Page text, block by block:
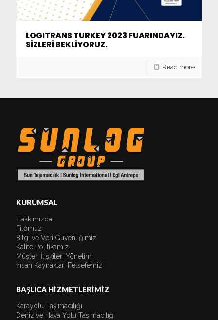
LOGITRANS TURKEY 2023 FUARINDAYIZ.
SİZLERİ BEKLİYORUZ.
Read more
KURUMSAL
Hakkımızda
Filomuz
Bilgi ve Veri Güvenliğimiz
Kalite Politikamız
Müşteri İlişkileri Yönetimi
İnsan Kaynakları Felsefemiz
BAŞLICA HİZMETLERİMİZ
Karayolu Taşımacılığı
Deniz ve Hava Yolu Taşımacılığı